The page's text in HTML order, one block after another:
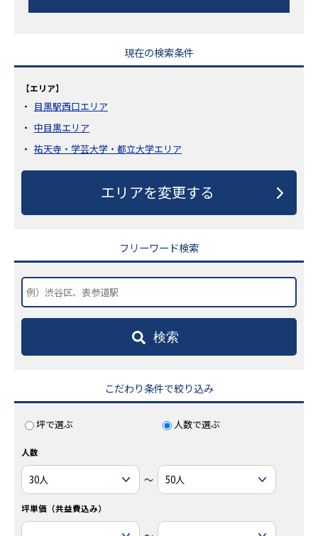
現在の検索条件
【エリア】
目黒駅西口エリア
中目黒エリア
祐天寺・学芸大学・都立大学エリア
エリアを変更する
フリーワード検索
検索
こだわり条件で絞り込み
坪で選ぶ 人数で選ぶ
人数
～
坪単価（共益費込み）